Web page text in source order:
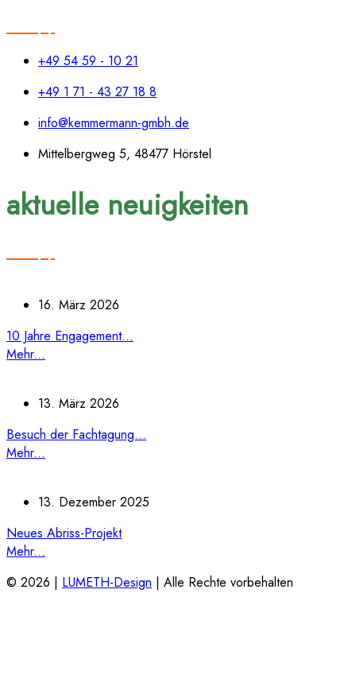
+49 54 59 - 10 21
+49 1 71 - 43 27 18 8
info@kemmermann-gmbh.de
Mittelbergweg 5, 48477 Hörstel
aktuelle neuigkeiten
16. März 2026
10 Jahre Engagement...
Mehr...
13. März 2026
Besuch der Fachtagung...
Mehr...
13. Dezember 2025
Neues Abriss-Projekt
Mehr...
© 2026 | LUMETH-Design | Alle Rechte vorbehalten